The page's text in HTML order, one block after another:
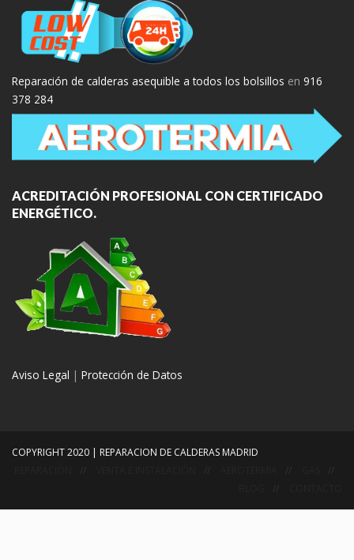
Reparación de calderas asequible a todos los bolsillos en 916
378 284
ACREDITACIÓN PROFESIONAL CON CERTIFICADO
ENERGÉTICO.
Aviso Legal | Protección de Datos
COPYRIGHT 2020 | REPARACION DE CALDERAS MADRID